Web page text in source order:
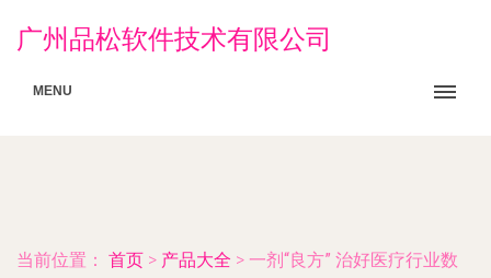
广州品松软件技术有限公司
MENU
当前位置： 首页 > 产品大全 > 一剂“良方” 治好医疗行业数